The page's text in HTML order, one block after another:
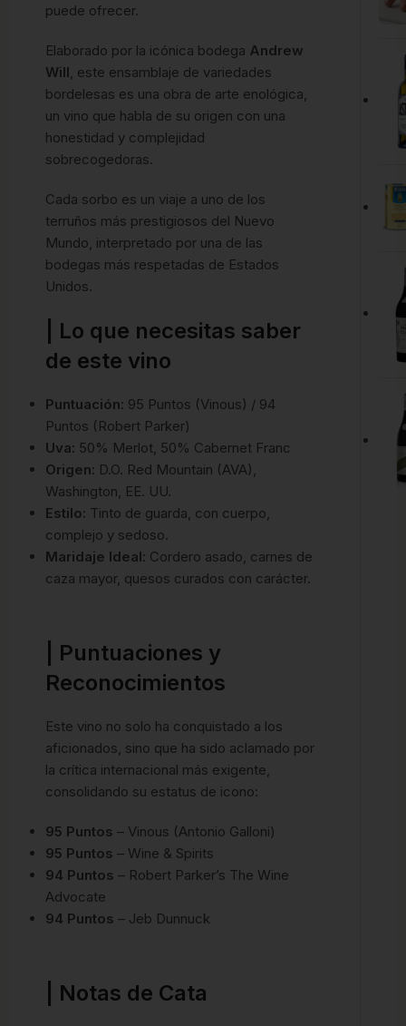
puede ofrecer.
Elaborado por la icónica bodega Andrew
Will, este ensamblaje de variedades
bordelesas es una obra de arte enológica,
un vino que habla de su origen con una
honestidad y complejidad
sobrecogedoras.
Cada sorbo es un viaje a uno de los
terruños más prestigiosos del Nuevo
Mundo, interpretado por una de las
bodegas más respetadas de Estados
Unidos.
| Lo que necesitas saber
de este vino
Puntuación: 95 Puntos (Vinous) / 94
Puntos (Robert Parker)
Uva: 50% Merlot, 50% Cabernet Franc
Origen: D.O. Red Mountain (AVA),
Washington, EE. UU.
Estilo: Tinto de guarda, con cuerpo,
complejo y sedoso.
Maridaje Ideal: Cordero asado, carnes de
caza mayor, quesos curados con carácter.
Puntuaciones y
Reconocimientos
Este vino no solo ha conquistado a los
aficionados, sino que ha sido aclamado por
la crítica internacional más exigente,
consolidando su estatus de icono:
95 Puntos – Vinous (Antonio Galloni)
95 Puntos – Wine & Spirits
94 Puntos – Robert Parker’s The Wine
Advocate
94 Puntos – Jeb Dunnuck
| Notas de Cata